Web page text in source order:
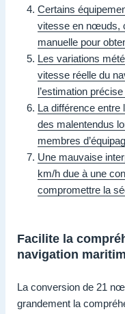
Certains
vitesse en nœuds,
manuelle pour
Les variations
vitesse réelle du
l’estimation
La différence entre
des malentendus
membres
Une mauvaise
km/h due à une
compromettre la
Facilite la
navigation
La conversion de 21
grandement la